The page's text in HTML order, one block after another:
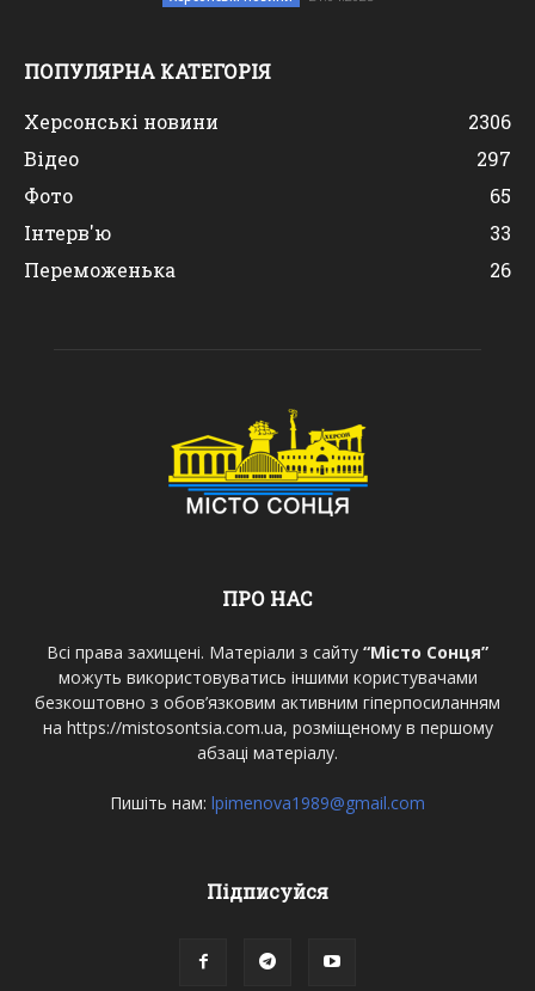
ПОПУЛЯРНА КАТЕГОРІЯ
Херсонські новини
2306
Відео
297
Фото
65
Інтерв'ю
33
Переможенька
26
ПРО НАС
Всі права захищені. Матеріали з сайту “Місто Сонця”
можуть використовуватись іншими користувачами
безкоштовно з обов’язковим активним гіперпосиланням
на https://mistosontsia.com.ua, розміщеному в першому
абзаці матеріалу.
Пишіть нам: lpimenova1989@gmail.com
Підписуйся